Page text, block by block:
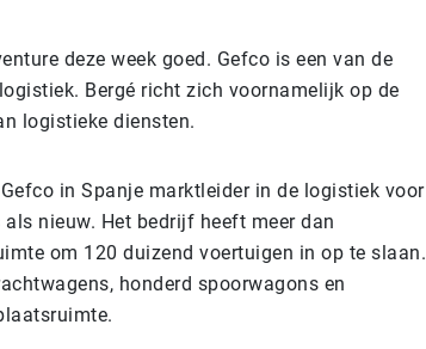
deze week goed. Gefco is een van de
Bergé richt zich voornamelijk op de
logistieke diensten.
in Spanje marktleider in de logistiek voor
nieuw. Het bedrijf heeft meer dan
om 120 duizend voertuigen in op te slaan.
honderd spoorwagons en